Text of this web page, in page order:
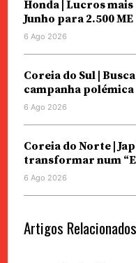
Honda | Lucros
Junho para 2.500 ME
6 Ago 2026
Coreia do Sul |
campanha polémica
6 Ago 2026
Coreia do Norte |
transformar num
6 Ago 2026
Artigos Relacionados